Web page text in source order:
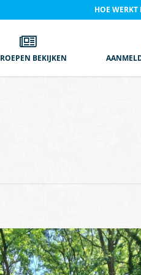
HOE WERKT
BEKIJKEN